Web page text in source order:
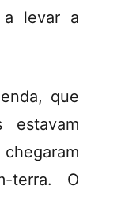
a levar a
que
estavam
terra. O